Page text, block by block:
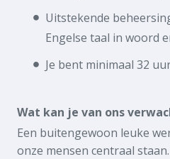
Uitstekende
Engelse taal in woord
Je bent minimaal 32
Wat kan je van ons
Een buitengewoon leuke
onze mensen centraal